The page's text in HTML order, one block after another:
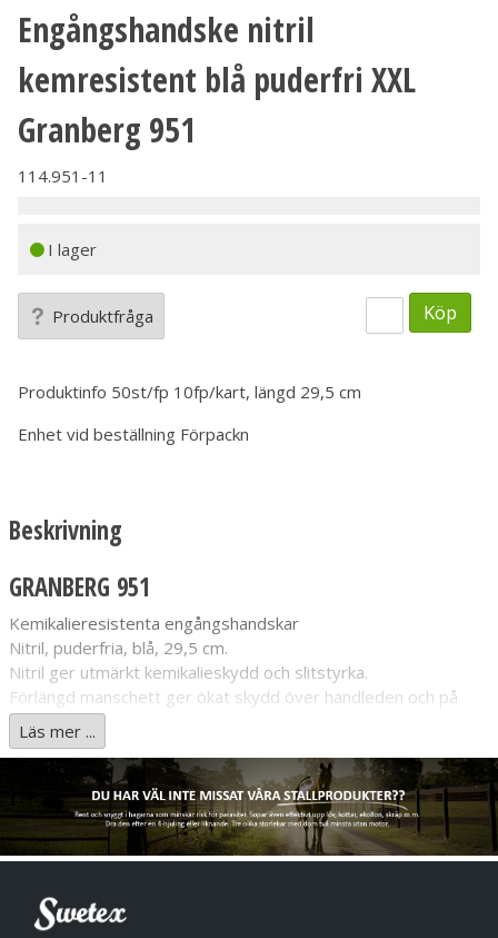
Engångshandske nitril
kemresistent blå puderfri XXL
Granberg 951
114.951-11
I lager
Produktfråga Köp
Produktinfo 50st/fp 10fp/kart, längd 29,5 cm
Enhet vid beställning Förpackn
Beskrivning
GRANBERG 951
Kemikalieresistenta engångshandskar
Nitril, puderfria, blå, 29,5 cm.
Nitril ger utmärkt kemikalieskydd och slitstyrka.
Förlängd manschett ger ökat skydd över handleden och på
underarmen.
Textuerad ytstruktur för bra torr- och våtgrepp.
För extra komfort kan innerhandske användas.
Lämpliga för:
Bilindustri | Verkstäder | Lätt monteringsrabete |
Läs mer ...